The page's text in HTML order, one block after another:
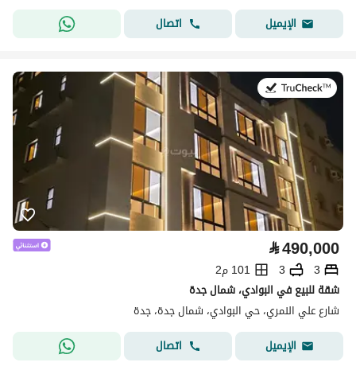
الإيميل
اتصال
في:22 يوليو 2026
⃁490,000
3
3
101 م2
شقة للبيع في البوادي، شمال جدة
شارع علي النمري، حي البوادي، شمال جدة، جدة
الإيميل
اتصال